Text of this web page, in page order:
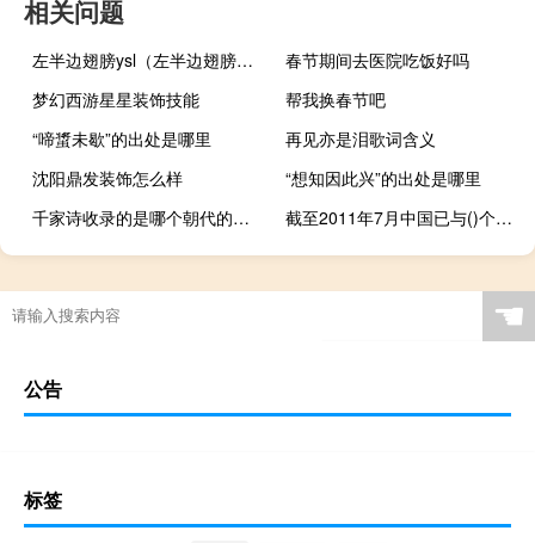
相关问题
左半边翅膀ysl（左半边翅膀简谱）
春节期间去医院吃饭好吗
梦幻西游星星装饰技能
帮我换春节吧
“啼螀未歇”的出处是哪里
再见亦是泪歌词含义
沈阳鼎发装饰怎么样
“想知因此兴”的出处是哪里
千家诗收录的是哪个朝代的（千家诗收录的是）
截至2011年7月中国已与()个国家建立了外交关系
☚
公告
标签